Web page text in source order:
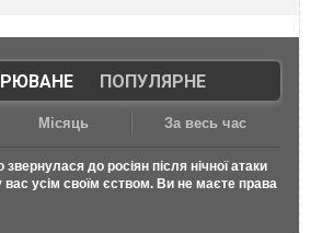
| ПОПУЛЯРНЕ
Місяць За весь час
звернулася до росіян після нічної атаки
усім своїм єством. Ви не маєте права